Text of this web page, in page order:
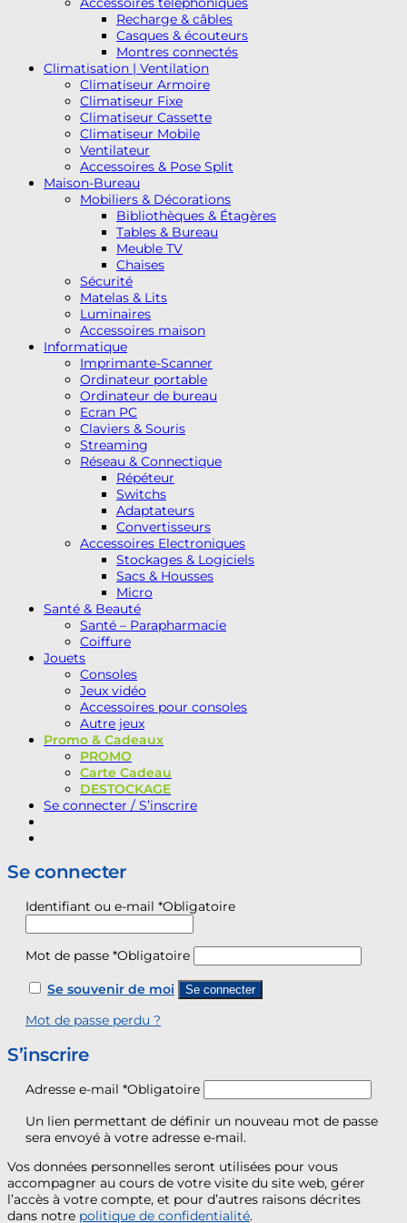
Recharge & câbles
Casques & écouteurs
Montres connectés
Climatisation | Ventilation
Climatiseur Armoire
Climatiseur Fixe
Climatiseur Cassette
Climatiseur Mobile
Ventilateur
Accessoires & Pose Split
Maison-Bureau
Mobiliers & Décorations
Bibliothèques & Étagères
Tables & Bureau
Meuble TV
Chaises
Sécurité
Matelas & Lits
Luminaires
Accessoires maison
Informatique
Imprimante-Scanner
Ordinateur portable
Ordinateur de bureau
Ecran PC
Claviers & Souris
Streaming
Réseau & Connectique
Répéteur
Switchs
Adaptateurs
Convertisseurs
Accessoires Electroniques
Stockages & Logiciels
Sacs & Housses
Micro
Santé & Beauté
Santé – Parapharmacie
Coiffure
Jouets
Consoles
Jeux vidéo
Accessoires pour consoles
Autre jeux
Promo & Cadeaux
PROMO
Carte Cadeau
DESTOCKAGE
Se connecter / S’inscrire
Se connecter
Identifiant ou e-mail *Obligatoire
Mot de passe *Obligatoire
Se souvenir de moi Se connecter
Mot de passe perdu ?
S’inscrire
Adresse e-mail *Obligatoire
Un lien permettant de définir un nouveau mot de passe
sera envoyé à votre adresse e-mail.
Vos données personnelles seront utilisées pour vous
accompagner au cours de votre visite du site web, gérer
l’accès à votre compte, et pour d’autres raisons décrites
dans notre politique de confidentialité.